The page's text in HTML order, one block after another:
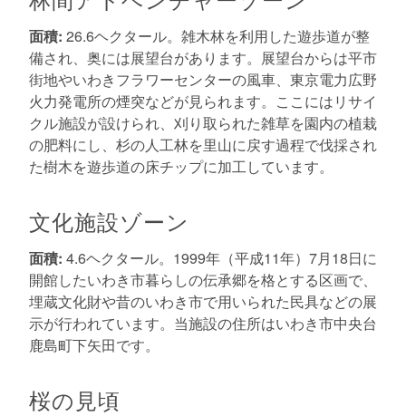
面積: 26.6ヘクタール。雑木林を利用した遊歩道が整
備され、奥には展望台があります。展望台からは平市
街地やいわきフラワーセンターの風車、東京電力広野
火力発電所の煙突などが見られます。ここにはリサイ
クル施設が設けられ、刈り取られた雑草を園内の植栽
の肥料にし、杉の人工林を里山に戻す過程で伐採され
た樹木を遊歩道の床チップに加工しています。
文化施設ゾーン
面積: 4.6ヘクタール。1999年（平成11年）7月18日に
開館したいわき市暮らしの伝承郷を格とする区画で、
埋蔵文化財や昔のいわき市で用いられた民具などの展
示が行われています。当施設の住所はいわき市中央台
鹿島町下矢田です。
桜の見頃